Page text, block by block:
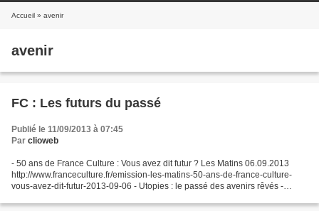
Accueil » avenir
avenir
FC : Les futurs du passé
Publié le 11/09/2013 à 07:45
Par clioweb
- 50 ans de France Culture : Vous avez dit futur ? Les Matins 06.09.2013
http://www.franceculture.fr/emission-les-matins-50-ans-de-france-culture-
vous-avez-dit-futur-2013-09-06 - Utopies : le passé des avenirs rêvés -